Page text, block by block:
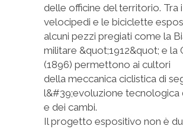
delle officine del territorio. Tra i
velocipedi e le biciclette
alcuni pezzi pregiati come la
militare &quot;1912&quot; e la
(1896) permettono ai cultori
della meccanica ciclistica di
l&#39;evoluzione tecnologica
e dei cambi.
Il progetto espositivo non è